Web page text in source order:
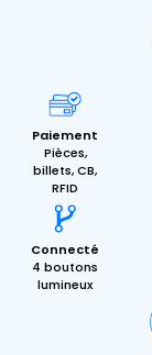
Paiement
Pièces,
billets, CB,
RFID
Connecté
4 boutons
lumineux